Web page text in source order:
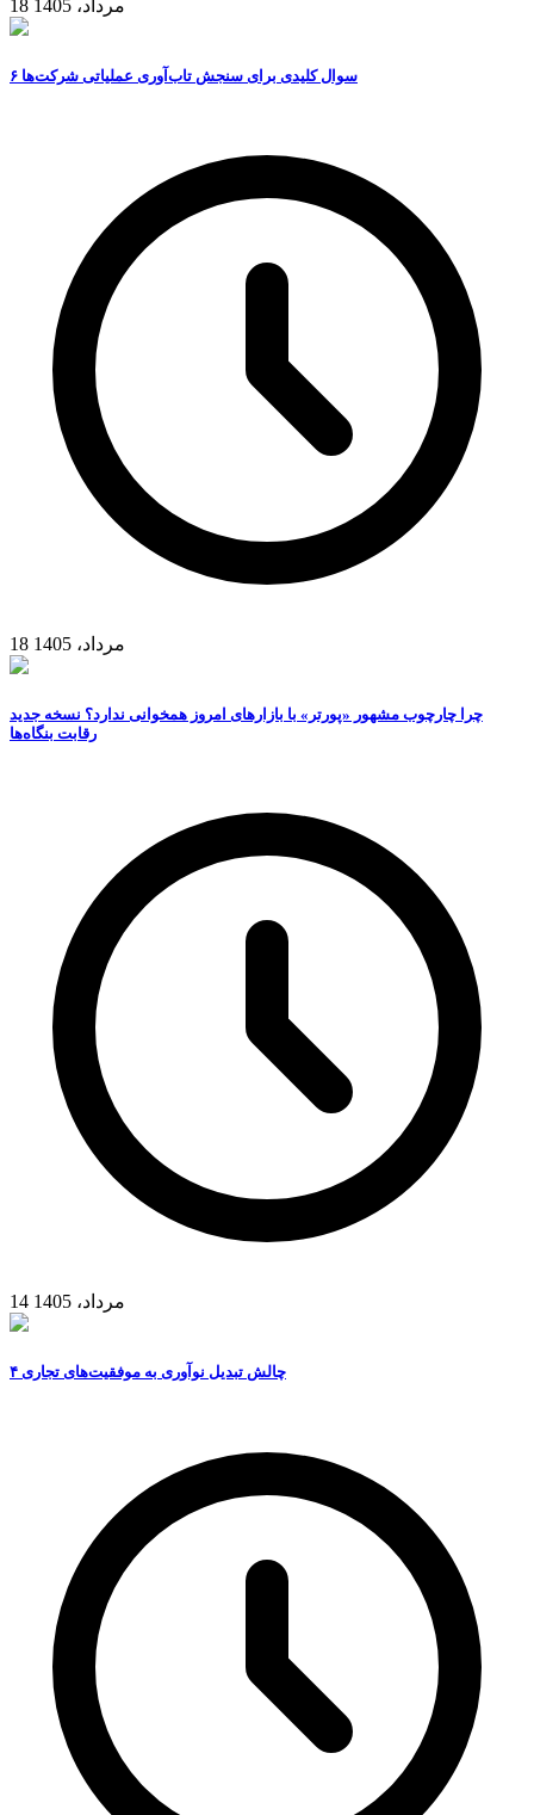
18 مرداد، 1405
۶ سوال کلیدی برای سنجش تاب‌آوری عملیاتی شرکت‌ها
18 مرداد، 1405
چرا چارچوب مشهور «پورتر» با بازارهای امروز همخوانی ندارد؟ نسخه جدید
رقابت‌ بنگاه‌ها
14 مرداد، 1405
۴ چالش تبدیل نوآوری به موفقیت‌های تجاری